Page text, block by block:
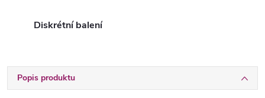
Diskrétní balení
Popis produktu